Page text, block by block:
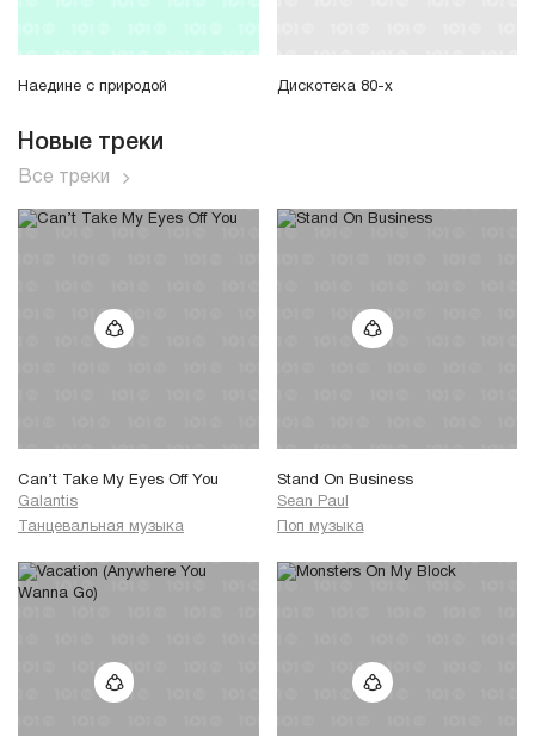
Наедине с природой Дискотека 80-х
Новые треки
Все треки
Can’t Take My Eyes Off You
Galantis
Танцевальная музыка
Stand On Business
Sean Paul
Поп музыка